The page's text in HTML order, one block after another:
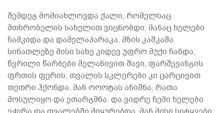
შემდეგ მომიახლოვდა ქალი, რომელსაც
მთხრობელის სახელით ვიცნობდი. მანაც ხელები
ჩამკიდა და დამელაპარაკა. მზის კაშკაშა
სინათლეზე მისი სახე კიდევ უფრო მუქი ჩანდა,
წვრილი წარბები მელანივით შავი, ფარშევანგის
ფრთის ფერის, თვალის სკლერები კი ცარცივით
თეთრი ჰქონდა. მან ოოოტას ანიშნა, რათა
მოსულიყო და ეთარგმნა. და ვიდრე ჩემი ხელები